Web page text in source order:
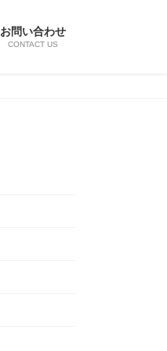
お問い合わせ
CONTACT US